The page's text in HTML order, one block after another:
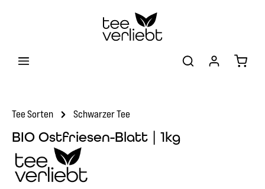
Tee Sorten Schwarzer Tee
BIO Ostfriesen-Blatt | 1kg